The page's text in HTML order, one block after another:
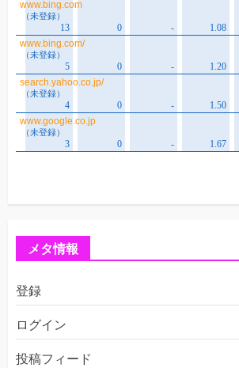
メタ情報
登録
ログイン
投稿フィード